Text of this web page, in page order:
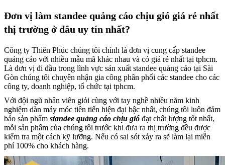
Đơn vị làm standee quảng cáo chịu gió giá rẻ nhất
thị trường ở đâu uy tín nhất?
Công ty Thiên Phúc chúng tôi chính là đơn vị cung cấp standee
quảng cáo với nhiều mẫu mã khác nhau và có giá rẻ nhất tại tphcm.
Là đơn vị đi đầu trong lĩnh vực sản xuất standee quảng cáo tại Sài
Gòn chúng tôi chuyên nhận gia công phân phối các standee cho các
công ty, doanh nghiệp, tổ chức tại tphcm.
Với đội ngũ nhân viên giỏi cùng với tay nghề nhiều năm kinh
nghiệm dàn máy móc tiên tiến hiện đại bậc nhất, chúng tôi luôn đảm
bảo sản phẩm standee quảng cáo chịu gió đạt chất lượng tốt nhất,
mỗi sản phẩm của chúng tôi trước khi đưa ra thị trường đều được
kiểm tra một cách kỹ lưỡng. Nếu có sai sót xảy ra sẽ làm lại miễn
phí 100% cho khách hàng.